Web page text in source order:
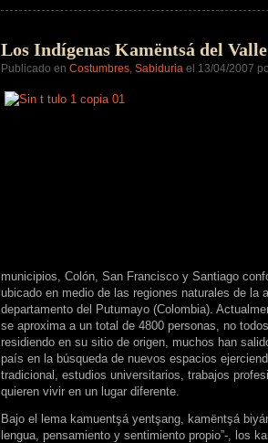
Yacon
Los Indígenas Kamëntsá del
Publicado en Costumbres, Sabiduria el 13/04/2007
municipios, Colón, San Francisco y Santiago
ubicado en medio de las regiones naturales de la
departamento del Putumayo (Colombia).
se aproxima a un total de 4800 personas, no
residiendo en su sitio de origen, muchos han
país en la búsqueda de nuevos espacios
tradicional, estudios universitarios, trabajos
quieren vivir en un lugar diferente.
Bajo el lema kamuentşá yentşang, kamëntşá
lengua, pensamiento y sentimiento propio”-, los